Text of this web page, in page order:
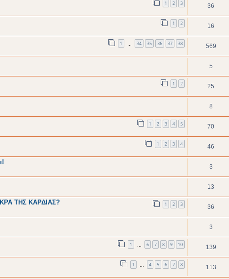
1 2 3 36
1 2 16
1 34 35 36 37 38 569
5
1 2 25
8
1 2 3 4 5 70
1 2 3 4 46
3
13
ΤΗΣ ΚΑΡΔΙΑΣ? 1 2 3 36
3
1 6 7 8 9 10 139
1 4 5 6 7 8 113